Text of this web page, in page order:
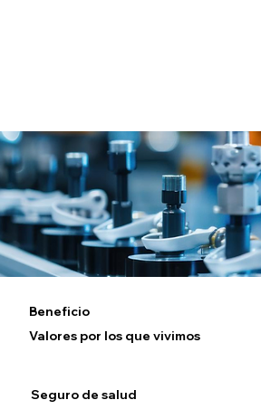
Seguro de salud
Beneficio
Valores por los que vivimos